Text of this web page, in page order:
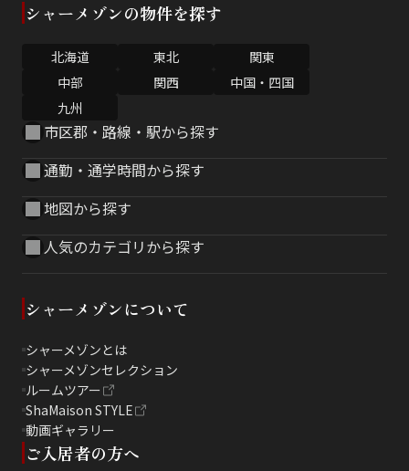
シャーメゾンの物件を探す
北海道 東北
関東
中部
関西
中国・四国
九州
市区郡・路線・駅から探す
通勤・通学時間から探す
地図から探す
人気のカテゴリから探す
シャーメゾンについて
シャーメゾンとは
シャーメゾンセレクション
ルームツアー
ShaMaison STYLE
動画ギャラリー
ご入居者の方へ